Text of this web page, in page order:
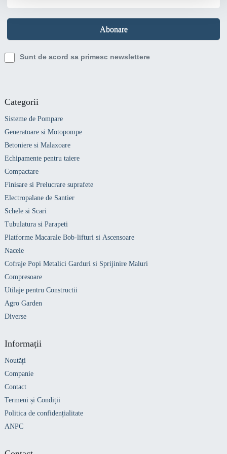
Sunt de acord sa primesc newslettere
Categorii
Sisteme de Pompare
Generatoare si Motopompe
Betoniere si Malaxoare
Echipamente pentru taiere
Compactare
Finisare si Prelucrare suprafete
Electropalane de Santier
Schele si Scari
Tubulatura si Parapeti
Platforme Macarale Bob-lifturi si Ascensoare
Nacele
Cofraje Popi Metalici Garduri si Sprijinire Maluri
Compresoare
Utilaje pentru Constructii
Agro Garden
Diverse
Informații
Noutăți
Companie
Contact
Termeni și Condiții
Politica de confidențialitate
ANPC